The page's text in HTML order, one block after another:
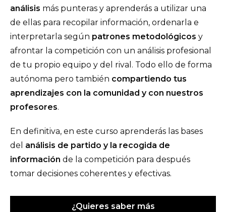
análisis más punteras y aprenderás a utilizar una
de ellas para recopilar información, ordenarla e
interpretarla según patrones metodológicos y
afrontar la competición con un análisis profesional
de tu propio equipo y del rival. Todo ello de forma
autónoma pero también compartiendo tus
aprendizajes con la comunidad y con nuestros
profesores.
En definitiva, en este curso aprenderás las bases
del análisis de partido y la recogida de
información de la competición para después
tomar decisiones coherentes y efectivas.
¿Quieres saber más